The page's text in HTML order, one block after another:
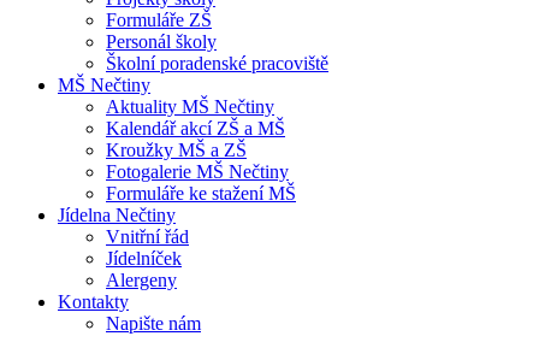
Formuláře ZŠ
Personál školy
Školní poradenské pracoviště
MŠ Nečtiny
Aktuality MŠ Nečtiny
Kalendář akcí ZŠ a MŠ
Kroužky MŠ a ZŠ
Fotogalerie MŠ Nečtiny
Formuláře ke stažení MŠ
Jídelna Nečtiny
Vnitřní řád
Jídelníček
Alergeny
Kontakty
Napište nám